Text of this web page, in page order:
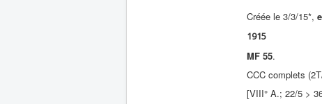
Créée le 3/3/15*,
1915
MF 55.
CCC complets
[VIII° A.; 22/5 >